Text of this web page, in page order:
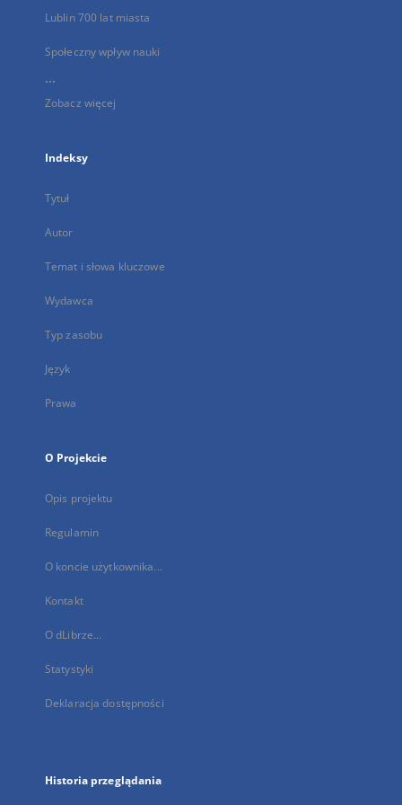
Lublin 700 lat miasta
Społeczny wpływ nauki
...
Zobacz więcej
Indeksy
Tytuł
Autor
Temat i słowa kluczowe
Wydawca
Typ zasobu
Język
Prawa
O Projekcie
Opis projektu
Regulamin
O koncie użytkownika...
Kontakt
O dLibrze...
Statystyki
Deklaracja dostępności
Historia przeglądania